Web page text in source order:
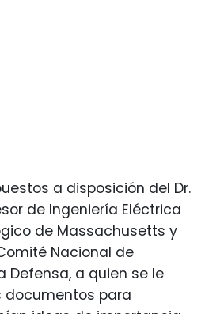
a disposición del Dr.
de Ingeniería Eléctrica
de Massachusetts y
Nacional de
Defensa, a quien se le
documentos para